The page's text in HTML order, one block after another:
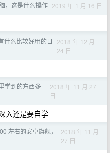
，这是什么操作 2019 年 1 月 16 日
什么比较好用的日
2018 年 12 月
24 日
学到的东西多
2018 年 11 月 27
日
入还是要自学
左右的安卓旗舰，
2018 年 11 月
27 日